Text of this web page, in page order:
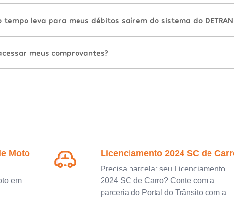
tempo leva para meus débitos saírem do sistema do
meus comprovantes?
Moto
em
Licenciamento 2024 SC de
Precisa parcelar seu Licenciamento
2024 SC de Carro? Conte com a
parceria do Portal do Trânsito com a